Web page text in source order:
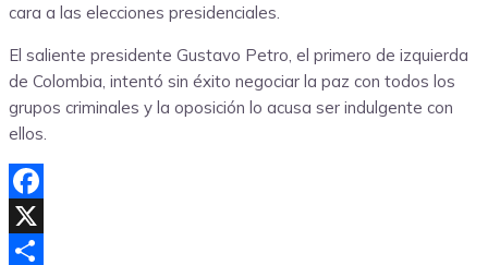
cara a las elecciones presidenciales.
El saliente presidente Gustavo Petro, el primero de izquierda
de Colombia, intentó sin éxito negociar la paz con todos los
grupos criminales y la oposición lo acusa ser indulgente con
ellos.
Facebook
X